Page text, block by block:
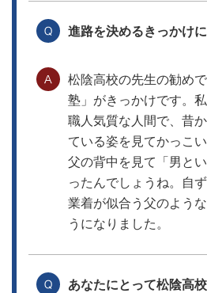
進路を決めるきっかけ
松陰高校の先生の勧め
塾」がきっかけです。
職人気質な人間で、昔
ている姿を見てかっこ
父の背中を見て「男と
ったんでしょうね。自
業着が似合う父のよう
うになりました。
あなたにとって松陰高